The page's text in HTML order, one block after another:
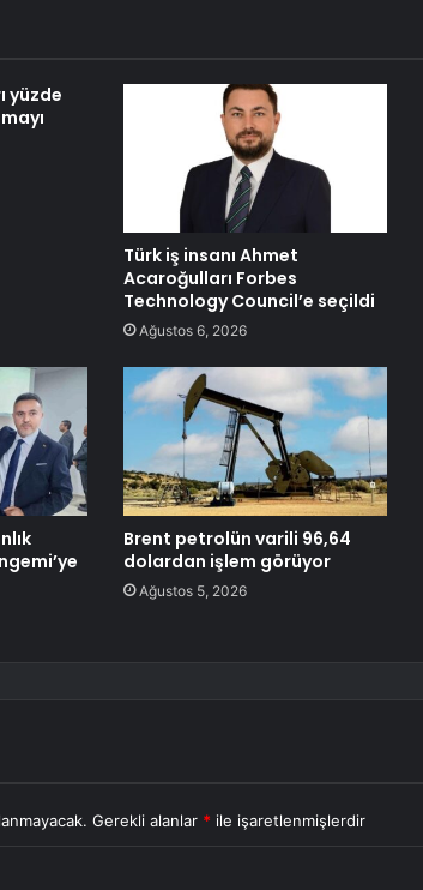
yüzde
Türk iş insanı Ahmet
Acaroğulları Forbes
Technology Council’e seçildi
Ağustos 6, 2026
Brent petrolün varili 96,64
dolardan işlem görüyor
Ağustos 5, 2026
Gerekli alanlar * ile işaretlenmişlerdir